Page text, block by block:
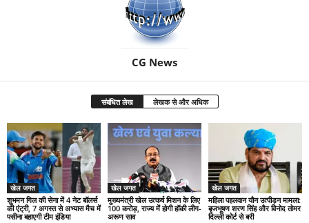
CG News
संबंधित लेख लेखक से और अधिक
खेल जगत
शुभमन गिल की सेना में 4 नेट बॉलर्स
की एंट्री, 7 अगस्त से अभ्यास मैच में
पसीना बहाएगी टीम इंडिया
खेल जगत
मुख्यमंत्री खेल उत्कर्ष मिशन के लिए
100 करोड़, राज्य में होगी हॉकी लीग-
अरूण साव
खेल जगत
महिला पहलवान यौन उत्पीड़न मामला:
बृजभूषण शरण सिंह और विनोद तोमर
दिल्ली कोर्ट से बरी